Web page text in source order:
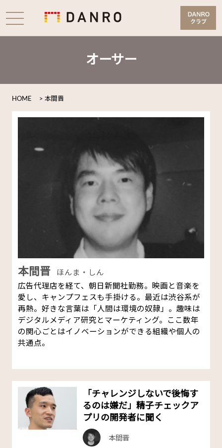
オーサー
HOME > 本間晋
本間晋 ほんま・しん
広告代理店を経て、朝日新聞社勤務。映画と音楽を
愛し、キャンプフェスも手掛ける。最近は渋谷系が
再熱。好きな言葉は「人間は環境の奴隷」。趣味は
デジタルメディア研究とマーケティング。ここ数年
の関心ごとはイノベーションができる組織や個人の
共通点。
「チャレンジしないで後悔す
るのは嫌だ」精子チェックア
プリの開発者に聞く
本間晋